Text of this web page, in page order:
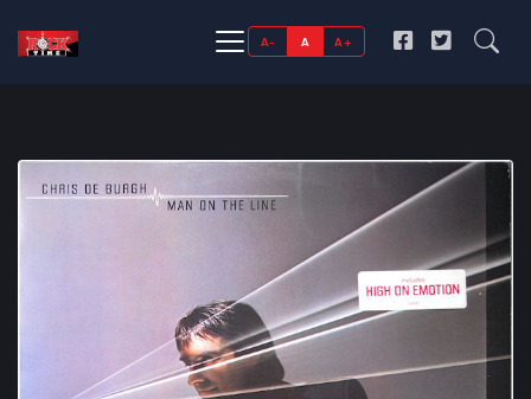
A- A A+